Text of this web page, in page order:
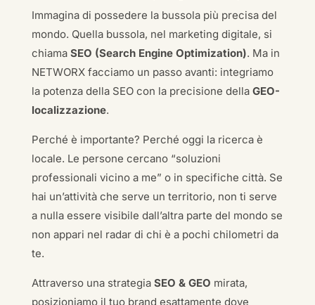
Immagina di possedere la bussola più precisa del
mondo. Quella bussola, nel marketing digitale, si
chiama SEO (Search Engine Optimization). Ma in
NETWORX facciamo un passo avanti: integriamo
la potenza della SEO con la precisione della GEO-
localizzazione.
Perché è importante? Perché oggi la ricerca è
locale. Le persone cercano “soluzioni
professionali vicino a me” o in specifiche città. Se
hai un’attività che serve un territorio, non ti serve
a nulla essere visibile dall’altra parte del mondo se
non appari nel radar di chi è a pochi chilometri da
te.
Attraverso una strategia SEO & GEO mirata,
posizioniamo il tuo brand esattamente dove